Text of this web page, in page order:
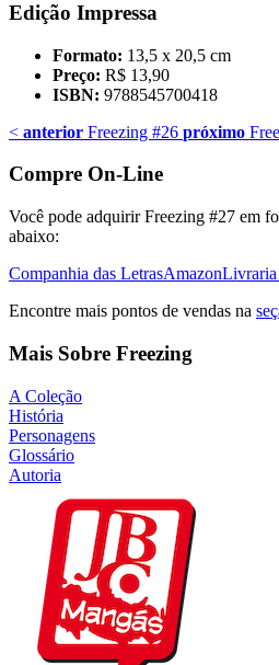
Edição Impressa
Formato: 13,5 x 20,5 cm
Preço: R$ 13,90
ISBN: 9788545700418
< anterior Freezing #26 próximo
Compre On-Line
Você pode adquirir Freezing #27 em
abaixo:
Companhia das LetrasAmazon
Encontre mais pontos de vendas na
Mais Sobre Freezing
A Coleção
História
Personagens
Glossário
Autoria